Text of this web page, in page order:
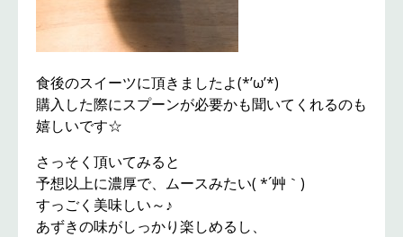
食後のスイーツに頂きましたよ(*’ω’*)
購入した際にスプーンが必要かも聞いてくれるのも
嬉しいです☆
さっそく頂いてみると
予想以上に濃厚で、ムースみたい( *´艸｀)
すっごく美味しい～♪
あずきの味がしっかり楽しめるし、